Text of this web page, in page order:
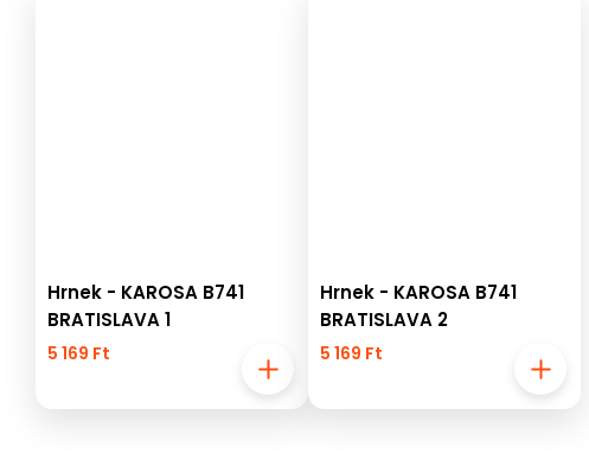
Hrnek - KAROSA B741
BRATISLAVA 1
5 169 Ft
Hrnek - KAROSA B741
BRATISLAVA 2
5 169 Ft